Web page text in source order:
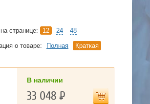
странице: 12 24 48
о товаре: Полная Краткая
В наличии
33 048Р